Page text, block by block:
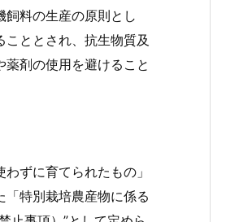
飼料の生産の原則とし
ととされ、抗生物質及
剤の使用を避けること
ずに育てられたもの」
特別栽培農産物に係る